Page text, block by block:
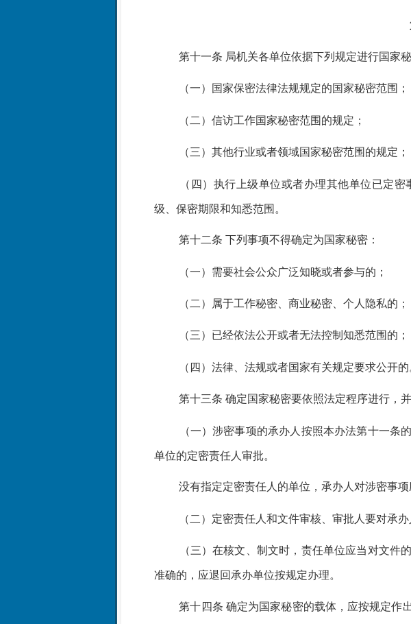
第十一条 局机关各单位依据下列规定进行国家
（一）国家保密法律法规规定的国家秘密范围；
（二）信访工作国家秘密范围的规定；
（三）其他行业或者领域国家秘密范围的规定；
（四）执行上级单位或者办理其他单位已定
级、保密期限和知悉范围。
第十二条 下列事项不得确定为国家秘密：
（一）需要社会公众广泛知晓或者参与的；
（二）属于工作秘密、商业秘密、个人隐私的；
（三）已经依法公开或者无法控制知悉范围的；
（四）法律、法规或者国家有关规定要求公开的
第十三条 确定国家秘密要依照法定程序进行，
（一）涉密事项的承办人按照本办法第十一
单位的定密责任人审批。
没有指定定密责任人的单位，承办人对涉密事
（二）定密责任人和文件审核、审批人要对承
（三）在核文、制文时，责任单位应当对文
准确的，应退回承办单位按规定办理。
第十四条 确定为国家秘密的载体，应按规定作